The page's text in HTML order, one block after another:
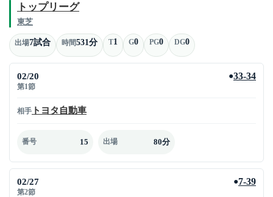
トップリーグ
東芝
出場7試合 時間531分 T1 G0 PG0 DG0
02/20
第1節
●33-34
相手 トヨタ自動車
番号 15 出場 80分
02/27
第2節
●7-39